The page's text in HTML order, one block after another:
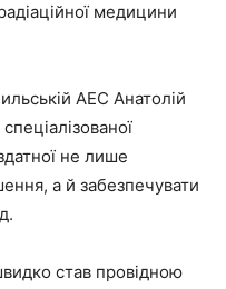
медицини
АЕС Анатолій
не лише
а й забезпечувати
став провідною